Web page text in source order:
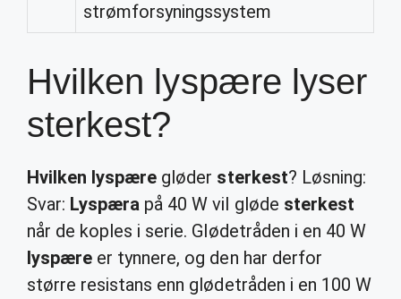
strømforsyningssystem
Hvilken lyspære lyser
sterkest?
Hvilken lyspære gløder sterkest? Løsning:
Svar: Lyspæra på 40 W vil gløde sterkest
når de koples i serie. Glødetråden i en 40 W
lyspære er tynnere, og den har derfor
større resistans enn glødetråden i en 100 W